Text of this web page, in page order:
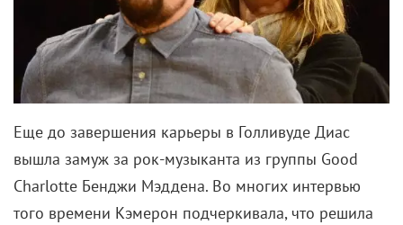
Еще до завершения карьеры в Голливуде Диас
вышла замуж за рок-музыканта из группы Good
Charlotte Бенджи Мэддена. Во многих интервью
того времени Кэмерон подчеркивала, что решила